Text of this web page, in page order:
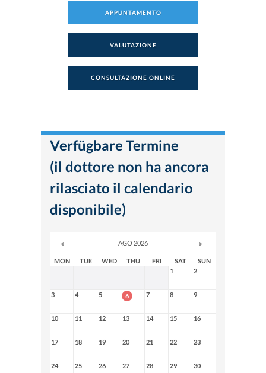
APPUNTAMENTO
VALUTAZIONE
CONSULTAZIONE ONLINE
Verfügbare Termine
(il dottore non ha ancora
rilasciato il calendario
disponibile)
AGO 2026
MON TUE WED THU FRI SAT
SUN
1
2
3 4 5 6 7 8 9
10 11 12 13 14 15 16
17 18 19 20 21 22 23
24 25 26 27 28 29 30